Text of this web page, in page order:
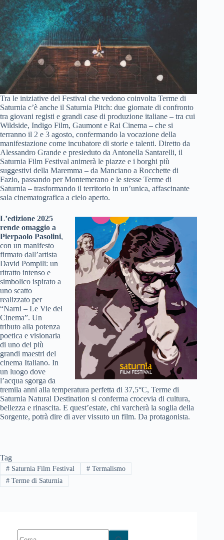
Tra le iniziative del Festival che vedono coinvolta Terme di
Saturnia c’è anche il Saturnia Pitch: due giornate di confronto
tra giovani registi e grandi case di produzione italiane – tra cui
Wildside, Indigo Film, Gaumont e Rai Cinema – che si
terranno il 2 e 3 agosto, confermando la vocazione della
manifestazione come incubatore di storie e talenti. Diretto da
Alessandro Grande e presieduto da Antonella Santarelli, il
Saturnia Film Festival animerà le piazze e i borghi più
suggestivi della Maremma – da Manciano a Rocchette di
Fazio, passando per Montemerano e le stesse Terme di
Saturnia – trasformando il territorio in un’unica, affascinante
sala cinematografica a cielo aperto.
L’edizione 2025
rende omaggio a
Pierpaolo Pasolini,
con un manifesto
firmato dall’artista
David Pompili: un
ritratto intenso e
simbolico ispirato a
uno scatto
realizzato per
“Narni – Le Vie del
Cinema”. Un
tributo alla potenza
poetica e visionaria
di uno dei più
grandi maestri del
cinema Italiano. In
un luogo dove
l’acqua sgorga da
tremila anni alla temperatura perfetta di 37,5°C, Terme di
Saturnia Natural Destination si conferma crocevia di cultura,
bellezza e rinascita. E quest’estate, chi varcherà la soglia della
Sorgente, potrà dire di aver vissuto un film. Da protagonista.
Tag
#Saturnia Film Festival #Termalismo
#Terme di Saturnia